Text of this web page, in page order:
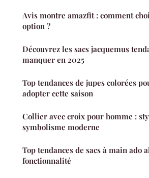
Avis montre amazfit : comment
option ?
Découvrez les sacs jacquemus
manquer en 2025
Top tendances de jupes colorées
adopter cette saison
Collier avec croix pour homme :
symbolisme moderne
Top tendances de sacs à main ado
fonctionnalité